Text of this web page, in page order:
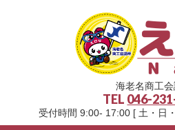
海老名商工
TEL 046-
受付時間 9:00- 17:00 [ 土・日